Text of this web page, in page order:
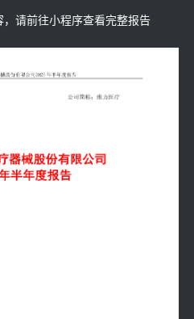
请前往小程序查看完整报告